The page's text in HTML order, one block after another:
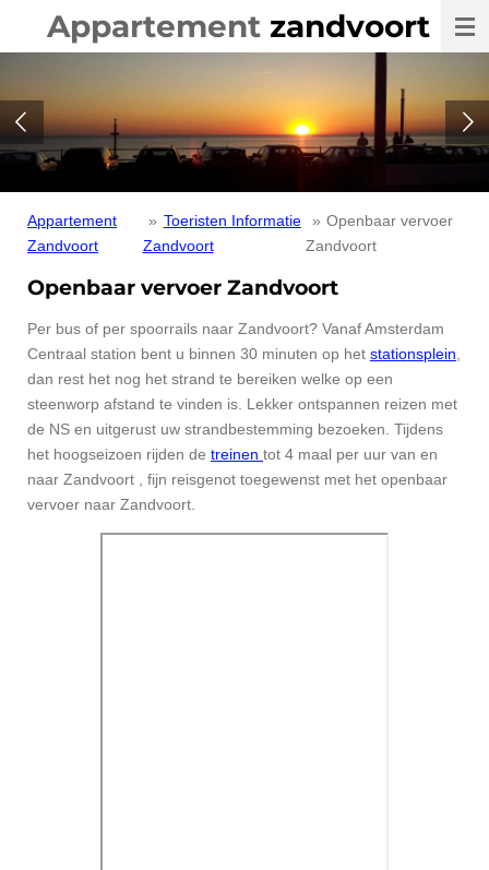
de
hoofdinhoud
Appartement zandvoort
Appartement
Zandvoort
» Toeristen Informatie
Zandvoort
» Openbaar vervoer
Zandvoort
Openbaar vervoer Zandvoort
Per bus of per spoorrails naar Zandvoort? Vanaf Amsterdam
Centraal station bent u binnen 30 minuten op het stationsplein
dan rest het nog het strand te bereiken welke op een
steenworp afstand te vinden is. Lekker ontspannen reizen met
de NS en uitgerust uw strandbestemming bezoeken. Tijdens
het hoogseizoen rijden de treinen tot 4 maal per uur van en
naar Zandvoort , fijn reisgenot toegewenst met het openbaar
vervoer naar Zandvoort.